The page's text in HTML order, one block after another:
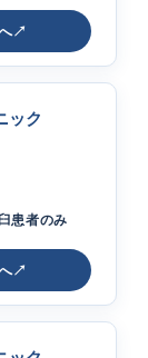
↗
ック
患者のみ
↗